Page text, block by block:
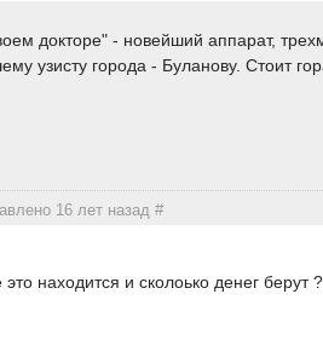
докторе" - новейший аппарат,
узисту города - Буланову. Стоит
16 лет назад#
это находится и сколоько денег берут ?